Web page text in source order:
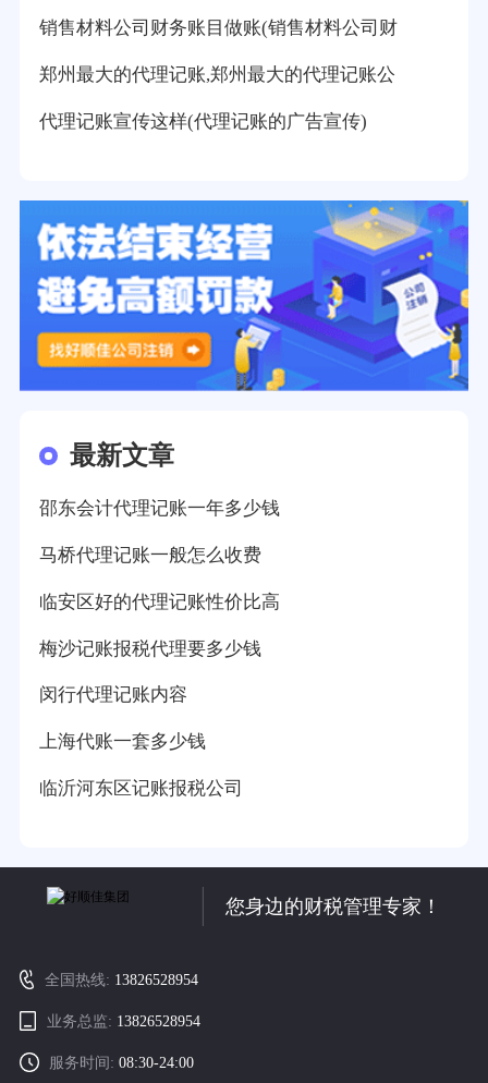
销售材料公司财务账目做账(销售材料公司财
郑州最大的代理记账,郑州最大的代理记账公
代理记账宣传这样(代理记账的广告宣传)
最新文章
邵东会计代理记账一年多少钱
马桥代理记账一般怎么收费
临安区好的代理记账性价比高
梅沙记账报税代理要多少钱
闵行代理记账内容
上海代账一套多少钱
临沂河东区记账报税公司
您身边的财税管理专家！
全国热线: 13826528954
业务总监: 13826528954
服务时间:08:30-24:00